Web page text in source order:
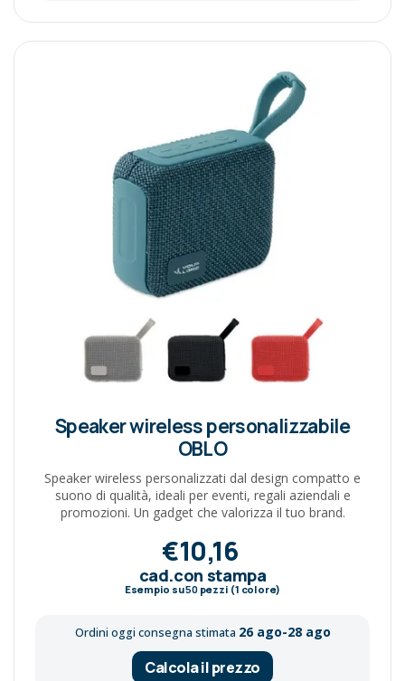
Speaker wireless personalizzabile
OBLO
Speaker wireless personalizzati dal design compatto e
suono di qualità, ideali per eventi, regali aziendali e
promozioni. Un gadget che valorizza il tuo brand.
€10,16
cad.con stampa
Esempio su50pezzi (1 colore)
Ordini oggi consegna stimata 26 ago-28 ago
Calcola il prezzo